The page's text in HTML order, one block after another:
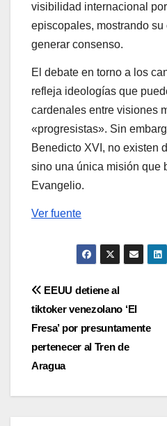
visibilidad internacional
episcopales, mostrando su
generar consenso.
El debate en torno a los
refleja ideologías que
cardenales entre visiones
«progresistas». Sin
Benedicto XVI, no existen
sino una única misión que
Evangelio.
Ver fuente
Navegación
de
entradas
EEUU detiene al
tiktoker venezolano ‘El
Fresa’ por presuntamente
pertenecer al Tren de
Aragua